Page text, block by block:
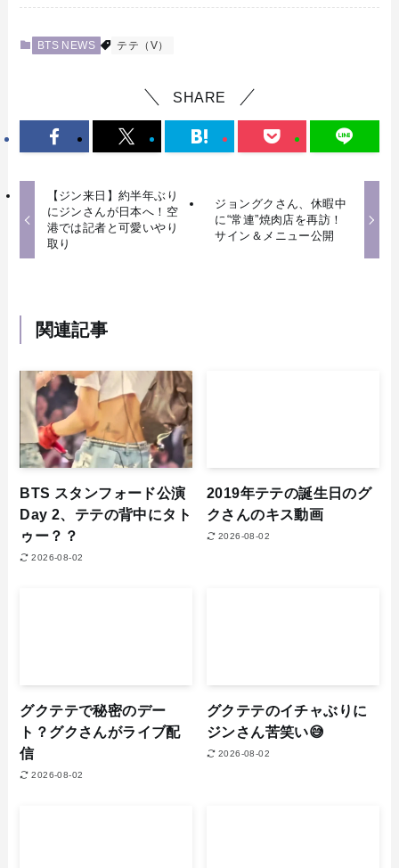
BTS NEWS テテ（V）
SHARE
【ジン来日】約半年ぶり
にジンさんが日本へ！空
港では記者と可愛いやり
取り
ジョングクさん、休暇中
に“常連”焼肉店を再訪！
サイン＆メニュー公開
関連記事
BTS スタンフォード公演
Day 2、テテの背中にタト
ゥー？？
2026-08-02
2019年テテの誕生日のグ
クさんのキス動画
2026-08-02
グクテテで秘密のデー
ト？グクさんがライブ配
信
2026-08-02
グクテテのイチャぶりに
ジンさん苦笑い😅
2026-08-02